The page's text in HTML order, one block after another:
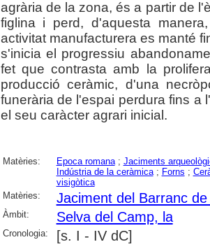
agrària de la zona, és a partir de
figlina i perd, d'aquesta
activitat manufacturera es manté
s'inicia el progressiu
fet que contrasta amb la
producció ceràmic, d'una
funerària de l'espai perdura fins a
el seu caràcter agrari inicial.
Matèries: Epoca romana; Jaciments
Indústria de la ceràmica; Forns ;
visigòtica
Matèries:
Jaciment del Barranc
Àmbit: Selva del Camp, la
Cronologia: [s. I - IV dC]